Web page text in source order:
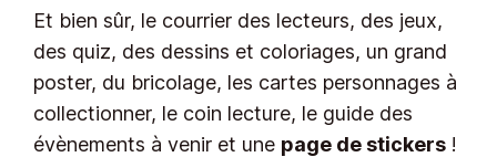
e
Et bien sûr, le courrier des lecteurs, des jeux,
des quiz, des dessins et coloriages, un grand
poster, du bricolage, les cartes personnages à
collectionner, le coin lecture, le guide des
évènements à venir et une page de stickers !